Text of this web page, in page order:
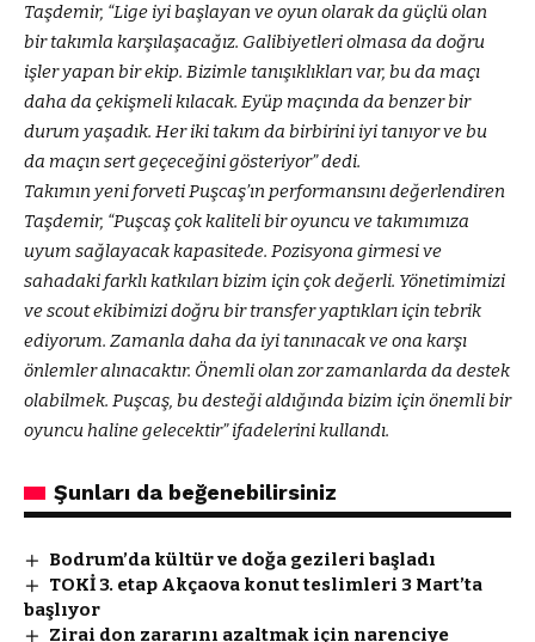
Taşdemir, “Lige iyi başlayan ve oyun olarak da güçlü olan
bir takımla karşılaşacağız. Galibiyetleri olmasa da doğru
işler yapan bir ekip. Bizimle tanışıklıkları var, bu da maçı
daha da çekişmeli kılacak. Eyüp maçında da benzer bir
durum yaşadık. Her iki takım da birbirini iyi tanıyor ve bu
da maçın sert geçeceğini gösteriyor” dedi.
Takımın yeni forveti Puşcaş’ın performansını değerlendiren
Taşdemir, “Puşcaş çok kaliteli bir oyuncu ve takımımıza
uyum sağlayacak kapasitede. Pozisyona girmesi ve
sahadaki farklı katkıları bizim için çok değerli. Yönetimimizi
ve scout ekibimizi doğru bir transfer yaptıkları için tebrik
ediyorum. Zamanla daha da iyi tanınacak ve ona karşı
önlemler alınacaktır. Önemli olan zor zamanlarda da destek
olabilmek. Puşcaş, bu desteği aldığında bizim için önemli bir
oyuncu haline gelecektir” ifadelerini kullandı.
Şunları da beğenebilirsiniz
Bodrum’da kültür ve doğa gezileri başladı
TOKİ 3. etap Akçaova konut teslimleri 3 Mart’ta
başlıyor
Zirai don zararını azaltmak için narenciye